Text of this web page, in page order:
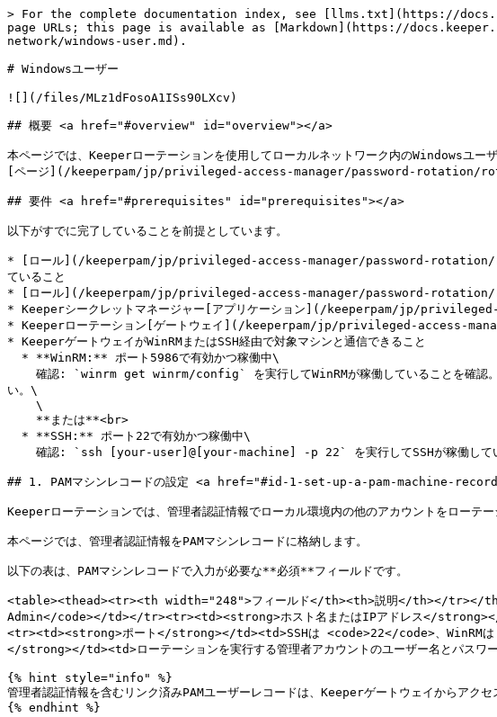
> For the complete documentation index, see [llms.txt](https://
page URLs; this page is available as [Markdown](https://
network/windows-user.md).
# Windowsユーザー
![](/files/MLz1dFosoA1ISs90LXcv)
## 概要 <a href="#overview" id="overview"></a>
本ページでは、Keeperローテーションを使用してローカルネットワーク内のWindowsユー
[ページ](/keeperpam/jp/privileged-access-manager/password-rotation/
## 要件 <a href="#prerequisites" id="prerequisites"></a>
以下がすでに完了していることを前提としています。
* [ロール](/keeperpam/jp/privileged-access-manager/password-rotation/
ていること
* [ロール](/keeperpam/jp/privileged-access-manager/password-rotation/
* Keeperシークレットマネージャー[アプリケーション](/keeperpam/jp/
* Keeperローテーション[ゲートウェイ](/keeperpam/jp/privileged-access-
* KeeperゲートウェイがWinRMまたはSSH経由で対象マシンと通信できること
い。\
## 1. PAMマシンレコードの設定 <a href="#id-1-set-up-a-pam-machine-
Keeperローテーションでは、管理者認証情報でローカル環境内の他のアカウントをローテ
本ページでは、管理者認証情報をPAMマシンレコードに格納します。
以下の表は、PAMマシンレコードで入力が必要な**必須**フィールドです。
<table><thead><tr><th width="248">フィールド</th><th>説明</th></tr></
Admin</code></td></tr><tr><td><strong>ホスト名またはIPアドレス</
<tr><td><strong>ポート</strong></td><td>SSHは <code>22</code>、
</strong></td><td>ローテーションを実行する管理者アカウントのユーザー名とパ
{% hint style="info" %}
管理者認証情報を含むリンク済みPAMユーザーレコードは、Keeperゲートウェイからアクセ
{% endhint %}